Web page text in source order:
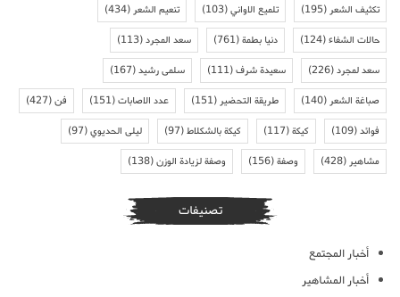
تكثيف الشعر(195) تلميع الاواني(103) تنعيم الشعر(434)
حالات الشفاء(124) دنيا بطمة(761) سعد المجرد(113)
سعد لمجرد(226) سعيدة شرف(111) سلمى رشيد(167)
صباغة الشعر(140) طريقة التحضير(151) عدد الاصابات(151) فن(427)
فوائد(109) كيكة(117) كيكة بالشكلاط(97) ليلى الحديوي(97)
مشاهير(428) وصفة(156) وصفة لزيادة الوزن(138)
تصنيفات
أخبار المجتمع
أخبار المشاهير